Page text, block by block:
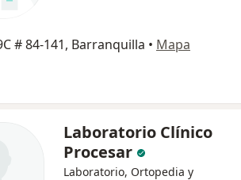
# 84-141, Barranquilla • Mapa
Laboratorio Clínico
Procesar
Laboratorio, Ortopedia y